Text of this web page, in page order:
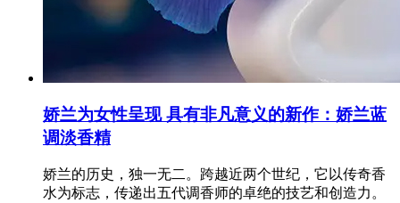
娇兰为女性呈现 具有非凡意义的新作：娇兰蓝
调淡香精
娇兰的历史，独一无二。跨越近两个世纪，它以传奇香
水为标志，传递出五代调香师的卓绝的技艺和创造力。